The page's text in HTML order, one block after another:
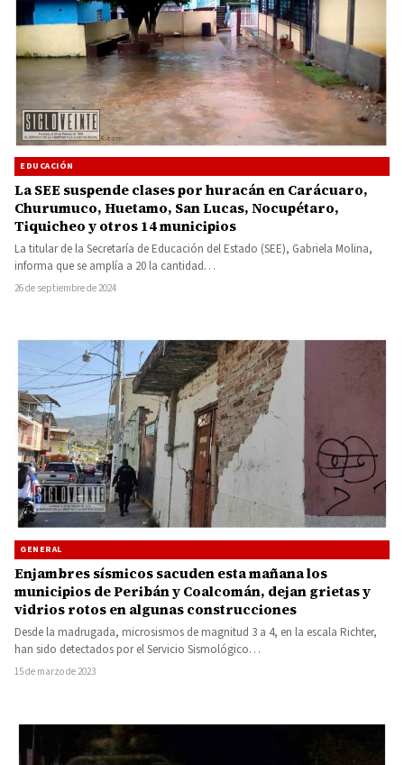
EDUCACIÓN
La SEE suspende clases por huracán en Carácuaro,
Churumuco, Huetamo, San Lucas, Nocupétaro,
Tiquicheo y otros 14 municipios
La titular de la Secretaría de Educación del Estado (SEE), Gabriela Molina,
informa que se amplía a 20 la cantidad…
26 de septiembre de 2024
GENERAL
Enjambres sísmicos sacuden esta mañana los
municipios de Peribán y Coalcomán, dejan grietas y
vidrios rotos en algunas construcciones
Desde la madrugada, microsismos de magnitud 3 a 4, en la escala Richter,
han sido detectados por el Servicio Sismológico…
15 de marzo de 2023